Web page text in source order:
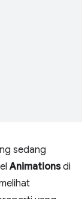
sedang
Animationsdi